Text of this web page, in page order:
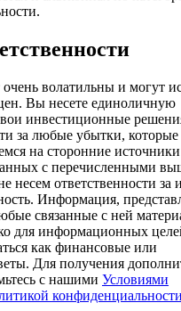
prize pool
Users
to Win 500,000 USDT
Carnival
· 33,333 USDT Bonus
Exclusive 10% APR
волатильны и могут
Вы несете единоличную
инвестиционные
за любые убытки,
на сторонние
с перечисленными
несем ответственности за
Информация,
связанные с ней
для информационных
как финансовые или
Для получения
с нашими Условиями
конфиденциальности